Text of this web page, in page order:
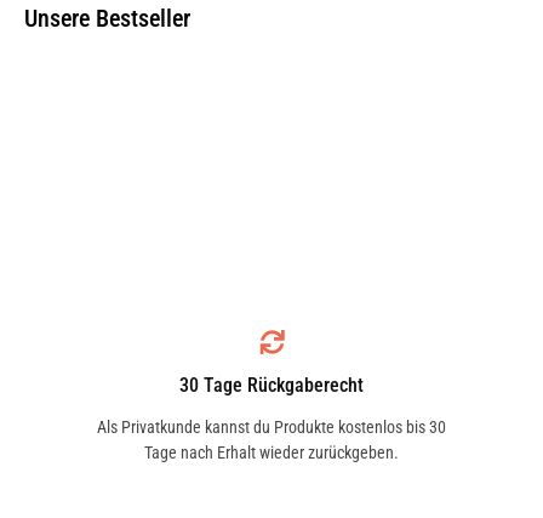
Unsere Bestseller
30 Tage Rückgaberecht
Als Privatkunde kannst du Produkte kostenlos bis 30
Tage nach Erhalt wieder zurückgeben.